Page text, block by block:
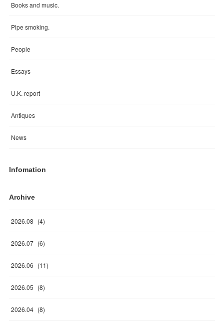
Books and music.
Pipe smoking.
People
Essays
U.K. report
Antiques
News
Infomation
Archive
2026.08 (4)
2026.07 (6)
2026.06 (11)
2026.05 (8)
2026.04 (8)